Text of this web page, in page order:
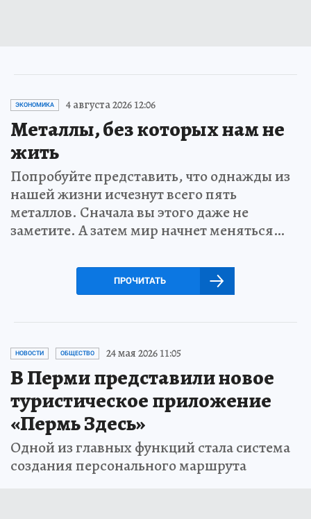
ЭКОНОМИКА 4 августа 2026 12:06
Металлы, без которых нам не
жить
Попробуйте представить, что однажды из
нашей жизни исчезнут всего пять
металлов. Сначала вы этого даже не
заметите. А затем мир начнет меняться…
ПРОЧИТАТЬ
НОВОСТИ ОБЩЕСТВО 24 мая 2026 11:05
В Перми представили новое
туристическое приложение
«Пермь Здесь»
Одной из главных функций стала система
создания персонального маршрута